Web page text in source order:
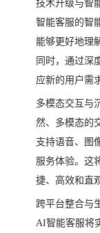
技术升级与智
智能客服的智
能够更好地理
同时，通过深
应新的用户需
多模态交互与
然、多模态的
支持语音、图
服务体验。这
捷、高效和直
跨平台整合与
AI智能客服将